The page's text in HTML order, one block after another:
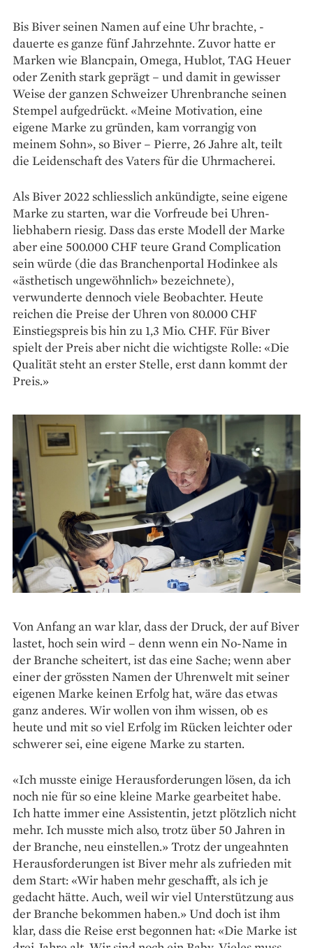
Bis Biver seinen Namen auf eine Uhr brachte, ­
dauerte es ganze fünf Jahrzehnte. Zuvor hatte er
Marken wie Blancpain, Omega, Hublot, TAG Heuer
oder Zenith stark geprägt – und damit in gewisser
Weise der ganzen Schweizer Uhrenbranche seinen
Stempel auf­gedrückt. «Meine Motivation, eine
eigene Marke zu gründen, kam vorrangig von
meinem Sohn», so Biver – Pierre, 26 Jahre alt, teilt
die Leidenschaft des Vaters für die Uhrmacherei.
Als Biver 2022 schliesslich ankündigte, seine eigene
Marke zu starten, war die Vorfreude bei Uhren­
liebhabern riesig. Dass das erste Modell der Marke
aber eine 500.000 CHF teure Grand Complication
sein würde (die das Branchenportal Hodinkee als
«ästhetisch ungewöhnlich» bezeichnete),
verwunderte dennoch viele Beobachter. Heute
reichen die Preise der Uhren von 80.000 CHF
Einstiegspreis bis hin zu 1,3 Mio. CHF. Für Biver
spielt der Preis aber nicht die wichtigste Rolle: «Die
Qualität steht an erster Stelle, erst dann kommt der
Preis.»
Von Anfang an war klar, dass der Druck, der auf Biver
lastet, hoch sein wird – denn wenn ein No-Name in
der Branche scheitert, ist das eine Sache; wenn aber
einer der grössten Namen der Uhrenwelt mit seiner
eigenen Marke keinen Erfolg hat, wäre das etwas
ganz anderes. Wir wollen von ihm wissen, ob es
heute und mit so viel Erfolg im Rücken leichter oder
schwerer sei, eine eigene Marke zu starten.
«Ich musste einige Herausforderungen lösen, da ich
noch nie für so eine kleine Marke gearbeitet habe.
Ich hatte immer eine Assistentin, jetzt plötzlich nicht
mehr. Ich musste mich also, trotz über 50 Jahren in
der Branche, neu einstellen.» Trotz der ungeahnten
Herausforderungen ist Biver mehr als zufrieden mit
dem Start: «Wir haben mehr geschafft, als ich je
gedacht hätte. Auch, weil wir viel Unterstützung aus
der Branche bekommen haben.» Und doch ist ihm
klar, dass die Reise erst begonnen hat: «Die Marke ist